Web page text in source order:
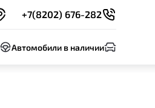
+7(8202) 676-282
Автомобили в наличии